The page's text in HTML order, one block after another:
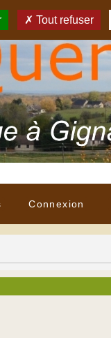
Connexion
Tout refuser